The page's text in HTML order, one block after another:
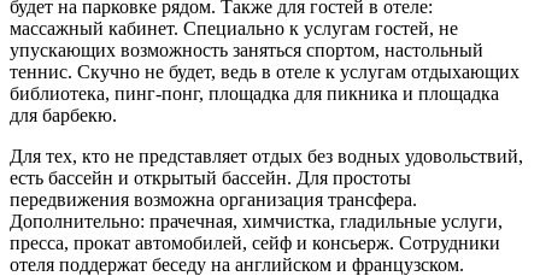
будет на парковке рядом. Также для гостей в отеле:
массажный кабинет. Специально к услугам гостей, не
упускающих возможность заняться спортом, настольный
теннис. Скучно не будет, ведь в отеле к услугам отдыхающих
библиотека, пинг-понг, площадка для пикника и площадка
для барбекю.
Для тех, кто не представляет отдых без водных удовольствий,
есть бассейн и открытый бассейн. Для простоты
передвижения возможна организация трансфера.
Дополнительно: прачечная, химчистка, гладильные услуги,
пресса, прокат автомобилей, сейф и консьерж. Сотрудники
отеля поддержат беседу на английском и французском.